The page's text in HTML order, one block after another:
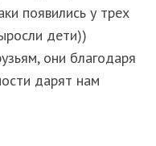
появились у трех
дети))
они благодаря
дарят нам